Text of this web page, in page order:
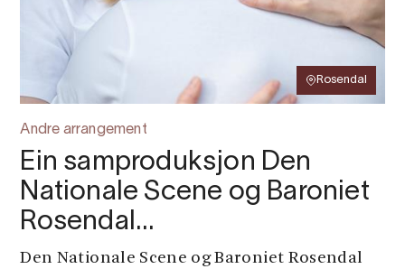
Rosendal
Andre arrangement
Ein samproduksjon Den
Nationale Scene og Baroniet
Rosendal…
Den Nationale Scene og Baroniet Rosendal